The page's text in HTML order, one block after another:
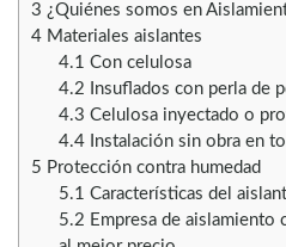
3 ¿Quiénes somos en
4 Materiales aislantes
4.1 Con celulosa
4.2 Insuflados con perla de
4.3 Celulosa inyectado o
4.4Instalación sin obra en
5 Protección contra humedad
5.1 Características del
5.2 Empresa de aislamiento